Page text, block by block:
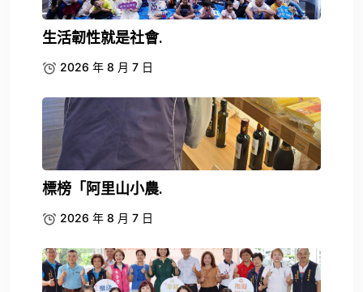
生活韌性就是社會.
2026 年 8 月 7 日
標榜「阿里山小農.
2026 年 8 月 7 日